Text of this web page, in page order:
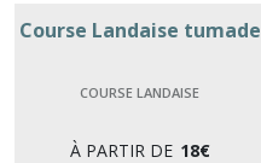
Course Landaise tumade
COURSE LANDAISE
À PARTIR DE 18€